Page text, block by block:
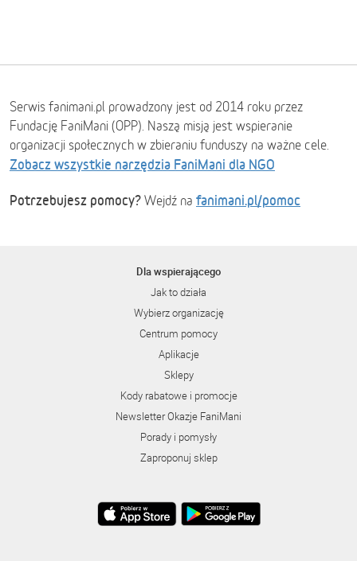
Serwis fanimani.pl prowadzony jest od 2014 roku przez
Fundację FaniMani (OPP). Naszą misją jest wspieranie
organizacji społecznych w zbieraniu funduszy na ważne cele.
Zobacz wszystkie narzędzia FaniMani dla NGO
Potrzebujesz pomocy? Wejdź na fanimani.pl/pomoc
Dla wspierającego
Jak to działa
Wybierz organizację
Centrum pomocy
Aplikacje
Sklepy
Kody rabatowe i promocje
Newsletter Okazje FaniMani
Porady i pomysły
Zaproponuj sklep